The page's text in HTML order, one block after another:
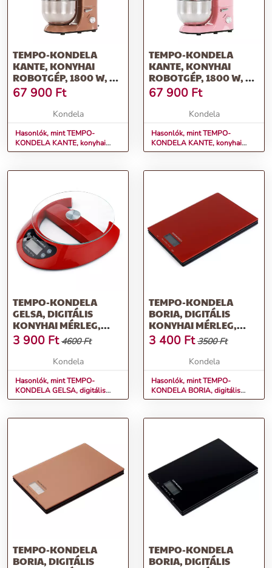
TEMPO-KONDELA
KANTE, KONYHAI
ROBOTGÉP, 1800 W, 5
L, ROSE-GOLD
ARANY/KRÓM
67 900 Ft
Kondela
Hasonlók, mint TEMPO-
KONDELA KANTE, konyhai
robotgép, 1800 W, 5 l, rose-
TEMPO-KONDELA
KANTE, KONYHAI
ROBOTGÉP, 1800 W, 5
L, RÓZSASZÍN/KRÓM
67 900 Ft
Kondela
Hasonlók, mint TEMPO-
KONDELA KANTE, konyhai
robotgép, 1800 W, 5 l,
TEMPO-KONDELA
GELSA, DIGITÁLIS
KONYHAI MÉRLEG,
PIROS
3 900 Ft 4600 Ft
Kondela
Hasonlók, mint TEMPO-
KONDELA GELSA, digitális
konyhai mérleg, piros
TEMPO-KONDELA
BORIA, DIGITÁLIS
KONYHAI MÉRLEG,
PIROS
3 400 Ft 3500 Ft
Kondela
Hasonlók, mint TEMPO-
KONDELA BORIA, digitális
konyhai mérleg, piros
TEMPO-KONDELA
BORIA, DIGITÁLIS
TEMPO-KONDELA
BORIA, DIGITÁLIS